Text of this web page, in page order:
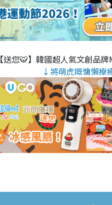
【送您🐯】韓國超人氣文創品
↓將萌虎嘅慵懶療